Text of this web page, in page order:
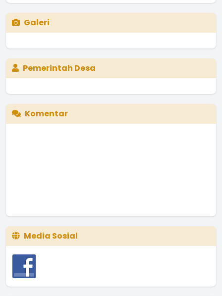
Galeri
Pemerintah Desa
Komentar
Media Sosial